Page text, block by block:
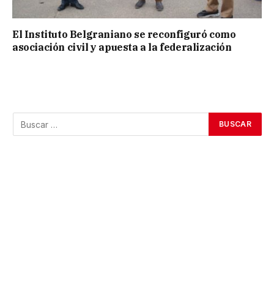
El Instituto Belgraniano se reconfiguró como
asociación civil y apuesta a la federalización